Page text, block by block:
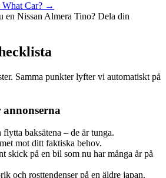
What Car? →
en Nissan Almera Tino? Dela din
Samma punkter lyfter vi automatiskt på
baksätena – de är tunga.
mot ditt faktiska behov.
skick på en bil som nu har många år på
och rosttendenser på en äldre japan.